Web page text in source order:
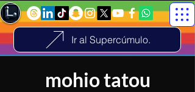
Ir al Supercúmulo.
mohio tatou